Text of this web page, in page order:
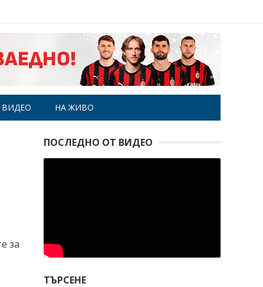
ВИДЕО НА ЖИВО
за
ПОСЛЕДНО ОТ ВИДЕО
ТЪРСЕНЕ